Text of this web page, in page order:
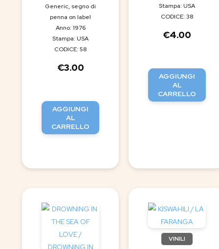
Generic, segno di
penna on label
Anno: 1976
Stampa: USA
CODICE: 58
€3.00
AGGIUNGI
AL
CARRELLO
Stampa: USA
CODICE: 38
€4.00
AGGIUNGI
AL
CARRELLO
VINILI